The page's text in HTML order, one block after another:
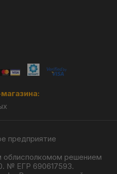
предприятие
облисполкомом решением
№ ЕГР 690617593.